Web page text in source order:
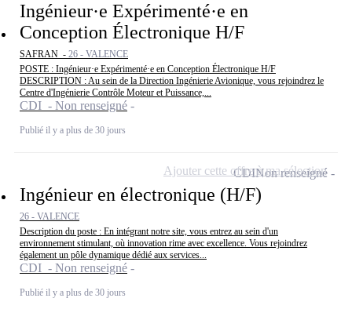
Ingénieur·e Expérimenté·e en
Conception Électronique H/F
SAFRAN - 26 - VALENCE
POSTE : Ingénieur·e Expérimenté·e en Conception Électronique H/F
DESCRIPTION : Au sein de la Direction Ingénierie Avionique, vous rejoindrez le
Centre d'Ingénierie Contrôle Moteur et Puissance,...
CDI - Non renseigné
Publié il y a plus de 30 jours
Ingénieur en électronique (H/F)
26 - VALENCE
Description du poste : En intégrant notre site, vous entrez au sein d'un
environnement stimulant, où innovation rime avec excellence. Vous rejoindrez
également un pôle dynamique dédié aux services...
CDI - Non renseigné
Publié il y a plus de 30 jours
CDINon renseigné
Ajouter cette offre à ma sélection